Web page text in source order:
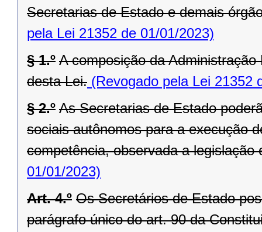
Secretarias de Estado e demais
pela Lei 21352 de 01/01/2023)
§ 1.º A composição da
desta Lei. (Revogado pela Lei 21352
§ 2.º As Secretarias de Estado
sociais autônomos para a execução
competência, observada a legislação
01/01/2023)
Art. 4.º Os Secretários de Estado
parágrafo único do art. 90 da